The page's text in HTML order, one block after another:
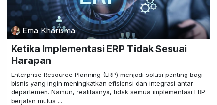
Ema Kharisma
Ketika Implementasi ERP Tidak Sesuai
Harapan
Enterprise Resource Planning (ERP) menjadi solusi penting bagi
bisnis yang ingin meningkatkan efisiensi dan integrasi antar
departemen. Namun, realitasnya, tidak semua implementasi ERP
berjalan mulus ...